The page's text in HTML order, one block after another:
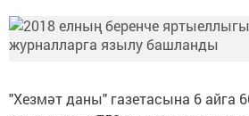
"Хезмәт даны" газетасына 6 айга